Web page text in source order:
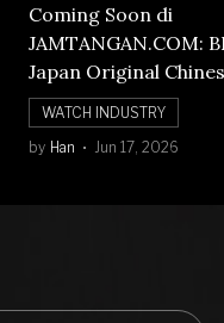
Coming Soon di
JAMTANGAN.COM:
Japan Original
Numerals Watch
WATCH INDUSTRY
by Han Jun 17, 2026